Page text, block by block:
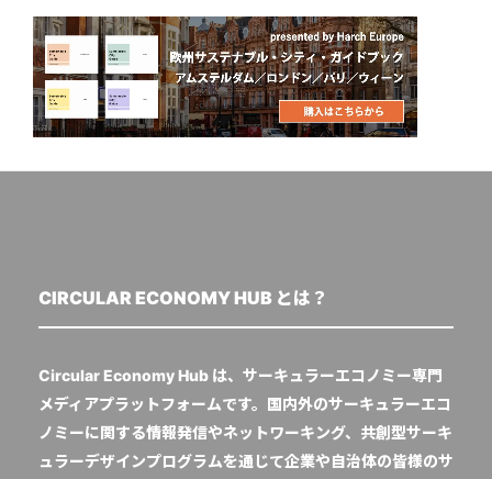
CIRCULAR ECONOMY HUB とは？
Circular Economy Hub は、サーキュラーエコノミー専門
メディアプラットフォームです。国内外のサーキュラーエコ
ノミーに関する情報発信やネットワーキング、共創型サーキ
ュラーデザインプログラムを通じて企業や自治体の皆様のサ